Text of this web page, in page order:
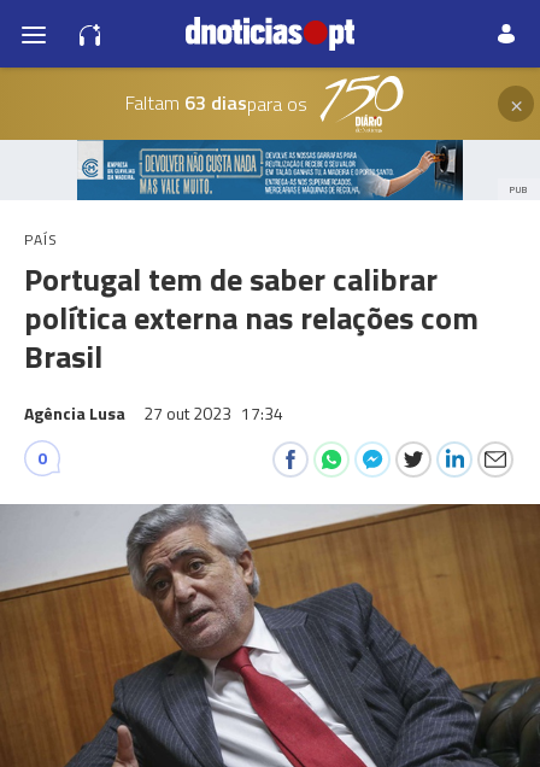
Faltam 63 diaspara os ×
PUB
PAÍS
Portugal tem de saber calibrar
política externa nas relações com
Brasil
Agência Lusa 27 out 2023 17:34
0